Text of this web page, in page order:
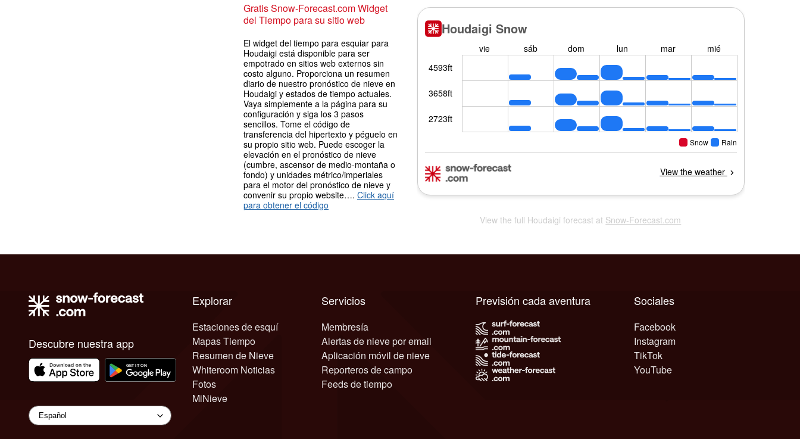
Gratis Snow-Forecast.com Widget
del Tiempo para su sitio web
El widget del tiempo para esquiar para
Houdaigi está disponible para ser
empotrado en sitios web externos sin
costo alguno. Proporciona un resumen
diario de nuestro pronóstico de nieve en
Houdaigi y estados de tiempo actuales.
Vaya simplemente a la página para su
configuración y siga los 3 pasos
sencillos. Tome el código de
transferencia del hipertexto y péguelo en
su propio sitio web. Puede escoger la
elevación en el pronóstico de nieve
(cumbre, ascensor de medio-montaña o
fondo) y unidades métrico/imperiales
para el motor del pronóstico de nieve y
convenir su propio website…. Click aquí
para obtener el código
View the full Houdaigi forecast at Snow-Forecast.com
Descubre nuestra app
Explorar
Estaciones de esquí
Mapas Tiempo
Resumen de Nieve
Whiteroom Noticias
Fotos
MiNieve
Servicios
Membresía
Alertas de nieve por email
Aplicación móvil de nieve
Reporteros de campo
Feeds de tiempo
Sociales
Facebook
Instagram
TikTok
YouTube
Previsión cada aventura